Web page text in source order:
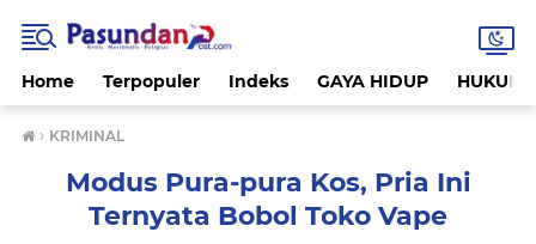
Home Terpopuler Indeks GAYA HIDUP HUKUM
› KRIMINAL
Modus Pura-pura Kos, Pria Ini
Ternyata Bobol Toko Vape